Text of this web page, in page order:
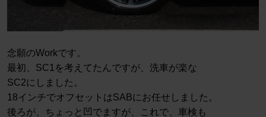
念願のWorkです。
最初、SC1を考えてたんですが、洗車が楽な
SC2にしました。
18インチでオフセットはSABにお任せしました。
後ろが、ちょっと凹でますが、これで、車検も